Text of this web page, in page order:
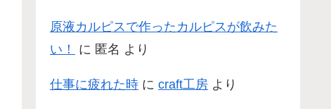
原液カルピスで作ったカルピスが飲みた
い！
に 匿名 より
仕事に疲れた時 に craft工房 より